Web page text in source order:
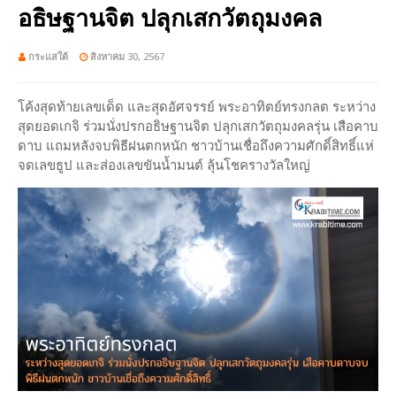
อธิษฐานจิต ปลุกเสกวัตถุมงคล
กระแสใต้ สิงหาคม 30, 2567
โค้งสุดท้ายเลขเด็ด และสุดอัศจรรย์ พระอาทิตย์ทรงกลต ระหว่าง
สุดยอดเกจิ ร่วมนั่งปรกอธิษฐานจิต ปลุกเสกวัตถุมงคลรุ่น เสือคาบ
ดาบ แถมหลังจบพิธีฝนตกหนัก ชาวบ้านเชื่อถึงความศักดิ์สิทธิ์แห่
จดเลขธูป และส่องเลขขันน้ำมนต์ ลุ้นโชครางวัลใหญ่